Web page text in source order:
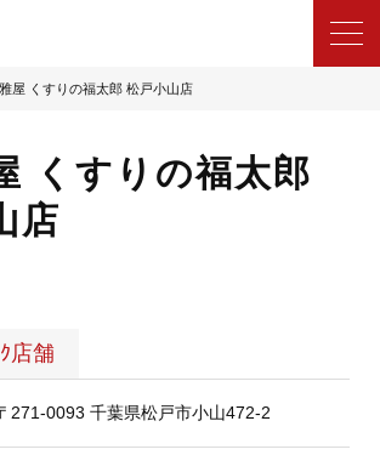
屋 くすりの福太郎 松戸小山店
くすりの福太郎
店
店舗
271-0093 千葉県松戸市小山472-2